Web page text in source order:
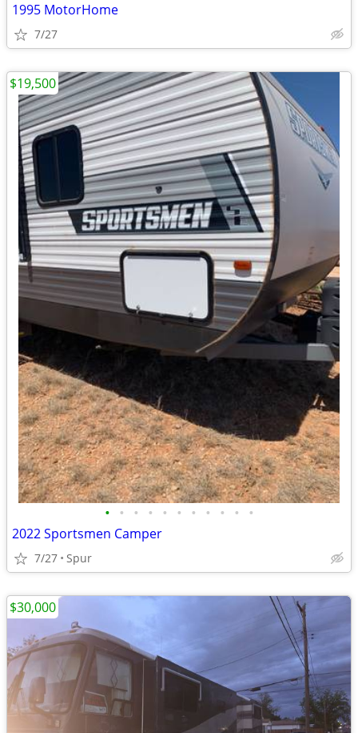
1995 MotorHome
7/27
• • • • • • • • • • •
2022 Sportsmen Camper
7/27 Spur
$19,500
$30,000